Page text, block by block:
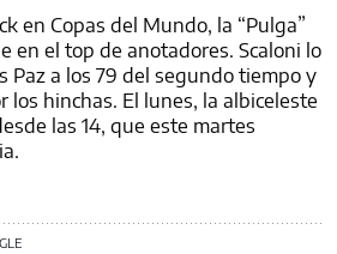
en Copas del Mundo, la “Pulga”
en el top de anotadores. Scaloni lo
Paz a los 79 del segundo tiempo y
los hinchas. El lunes, la albiceleste
las 14, que este martes